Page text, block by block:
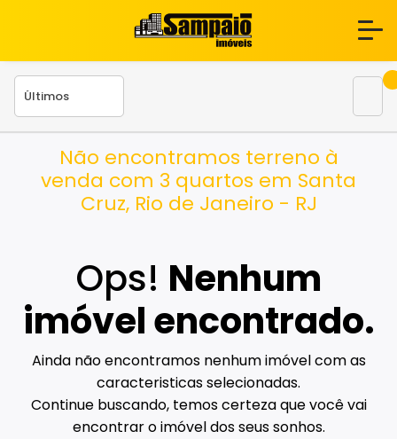
Não encontramos terreno à
venda com 3 quartos em Santa
Cruz, Rio de Janeiro - RJ
Ops! Nenhum
imóvel encontrado.
Ainda não encontramos nenhum imóvel com as
caracteristicas selecionadas.
Continue buscando, temos certeza que você vai
encontrar o imóvel dos seus sonhos.